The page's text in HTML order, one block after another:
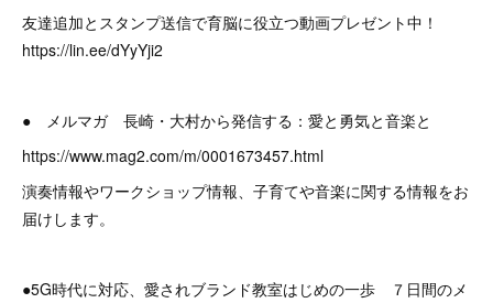
友達追加とスタンプ送信で育脳に役立つ動画プレゼント中！
https://lin.ee/dYyYji2
● メルマガ 長崎・大村から発信する：愛と勇気と音楽と
https://www.mag2.com/m/0001673457.html
演奏情報やワークショップ情報、子育てや音楽に関する情報をお
届けします。
●5G時代に対応、愛されブランド教室はじめの一歩 ７日間のメ